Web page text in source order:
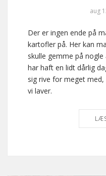
aug
Der er ingen ende på
kartofler på. Her kan
skulle gemme på
har haft en lidt dårlig
sig rive for meget
vi laver.